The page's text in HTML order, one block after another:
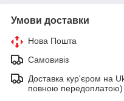
Умови доставки
Нова Пошта
Самовивіз
Доставка кур'єром на
повною передоплатою)